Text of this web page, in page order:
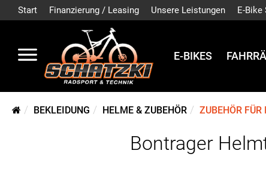
Start Finanzierung / Leasing Unsere Leistungen E-Bike
E-BIKES
BEKLEIDUNG HELME & ZUBEHÖR ZUBEHÖR FÜR
Bontrager